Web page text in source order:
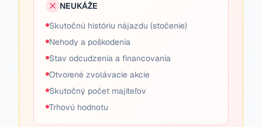
NEUKÁŽE
Skutočnú históriu nájazdu (stočenie)
Nehody a poškodenia
Stav odcudzenia a financovania
Otvorené zvolávacie akcie
Skutočný počet majiteľov
Trhovú hodnotu